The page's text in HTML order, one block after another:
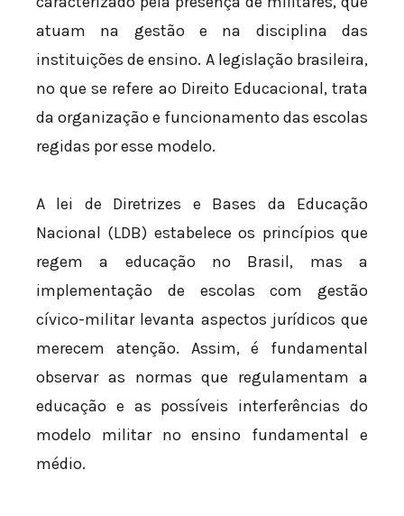
atuam na gestão e na disciplina das
instituições de ensino. A legislação brasileira,
no que se refere ao Direito Educacional, trata
da organização e funcionamento das escolas
regidas por esse modelo.
A lei de Diretrizes e Bases da Educação
Nacional (LDB) estabelece os princípios que
regem a educação no Brasil, mas a
implementação de escolas com gestão
cívico-militar levanta aspectos jurídicos que
merecem atenção. Assim, é fundamental
observar as normas que regulamentam a
educação e as possíveis interferências do
modelo militar no ensino fundamental e
médio.